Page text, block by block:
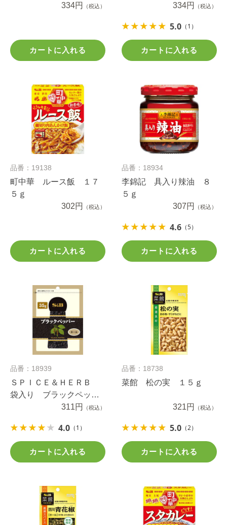
334円
（税込）
カートに入れる
334円 （税込）
5.0 （1）
カートに入れる
品番：19138
町中華 ルース飯 １７
５ｇ
302円
（税込）
カートに入れる
品番：18934
李錦記 具入り辣油 ８
５ｇ
307円
（税込）
4.6 （5）
カートに入れる
品番：18939
ＳＰＩＣＥ＆ＨＥＲＢ
袋入り ブラックペッパ
ー（ホール） ３５ｇ
311円 （税込）
4.0 （1）
カートに入れる
品番：18738
菜館 松の実 １５ｇ
321円 （税込）
5.0 （2）
カートに入れる